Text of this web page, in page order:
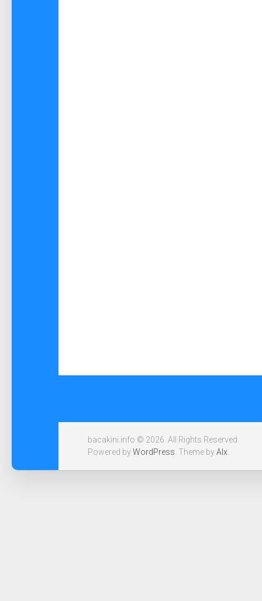
bacakini.info © 2026. All Rights Reserved.
Powered byWordPress . Theme byAlx